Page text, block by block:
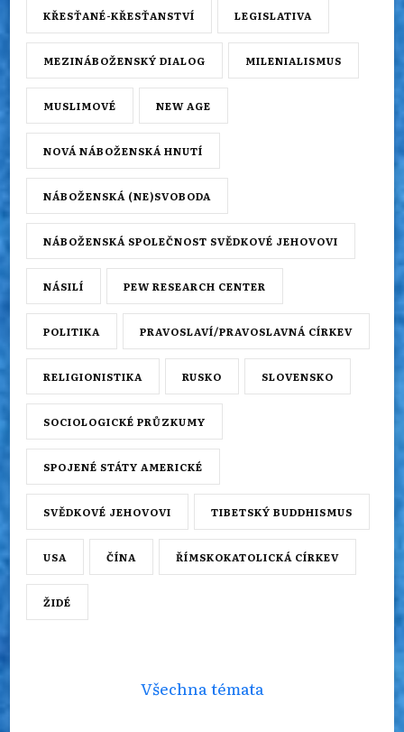
KŘESŤANÉ-KŘESŤANSTVÍ LEGISLATIVA
MEZINÁBOŽENSKÝ DIALOG MILENIALISMUS
MUSLIMOVÉ NEW AGE
NOVÁ NÁBOŽENSKÁ HNUTÍ
NÁBOŽENSKÁ (NE)SVOBODA
NÁBOŽENSKÁ SPOLEČNOST SVĚDKOVÉ JEHOVOVI
NÁSILÍ PEW RESEARCH CENTER
POLITIKA PRAVOSLAVÍ/PRAVOSLAVNÁ CÍRKEV
RELIGIONISTIKA RUSKO SLOVENSKO
SOCIOLOGICKÉ PRŮZKUMY
SPOJENÉ STÁTY AMERICKÉ
SVĚDKOVÉ JEHOVOVI TIBETSKÝ BUDDHISMUS
USA ČÍNA ŘÍMSKOKATOLICKÁ CÍRKEV
ŽIDÉ
Všechna témata